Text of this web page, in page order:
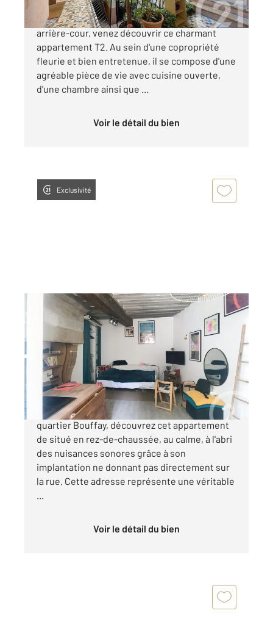
VIARME NANTES Dans une rue calme, en
arrière-cour, venez découvrir ce charmant
appartement T2. Au sein d'une copropriété
fleurie et bien entretenue, il se compose d'une
agréable pièce de vie avec cuisine ouverte,
d'une chambre ainsi que ...
Voir le détail du bien
Exclusivité
NANTES 44
24,63 m2, 1 pièce
Ref : 14975
Appartement T1 à vendre
65 940 €
NANTES BOUFFAY Au cœur du très prisé
quartier Bouffay, découvrez cet appartement
de situé en rez-de-chaussée, au calme, à l'abri
des nuisances sonores grâce à son
implantation ne donnant pas directement sur
la rue. Cette adresse représente une véritable
Voir le détail du bien